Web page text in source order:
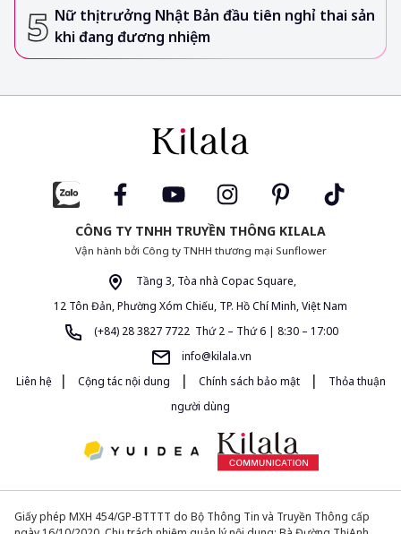
Nữ thị trưởng Nhật Bản đầu tiên nghỉ thai sản
khi đang đương nhiệm
CÔNG TY TNHH TRUYỀN THÔNG KILALA
Vận hành bởi Công ty TNHH thương mại Sunflower
Tầng 3, Tòa nhà Copac Square,
12 Tôn Đản, Phường Xóm Chiếu, TP. Hồ Chí Minh, Việt Nam
(+84) 28 3827 7722 Thứ 2 – Thứ 6 | 8:30 – 17:00
info@kilala.vn
Liên hệ
| Cộng tác nội dung | Chính sách bảo mật |
Thỏa thuận
người dùng
Giấy phép MXH 454/GP-BTTTT do Bộ Thông Tin và Truyền Thông cấp